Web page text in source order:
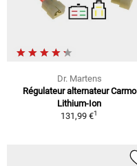
Dr. Martens
Régulateur alternateur Carmo
Lithium-Ion
131,99 €1